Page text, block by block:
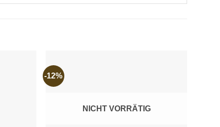
-12%
NICHT VORRÄTIG